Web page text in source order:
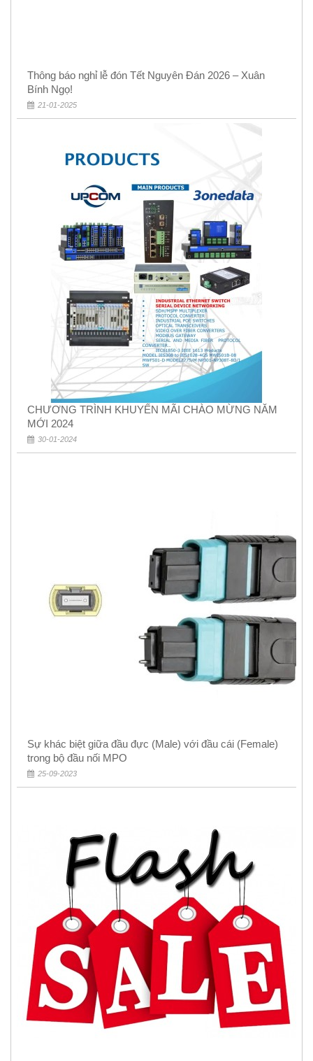
Thông báo nghỉ lễ đón Tết Nguyên Đán 2026 – Xuân
Bính Ngọ!
21-01-2025
CHƯƠNG TRÌNH KHUYẾN MÃI CHÀO MỪNG NĂM
MỚI 2024
30-01-2024
Sự khác biệt giữa đầu đực (Male) với đầu cái (Female)
trong bộ đầu nối MPO
25-09-2023